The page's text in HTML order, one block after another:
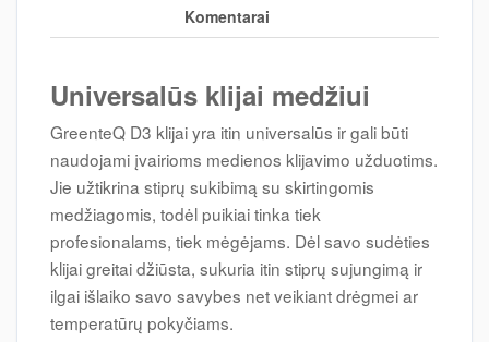
Komentarai
Universalūs klijai medžiui
GreenteQ D3 klijai yra itin universalūs ir gali būti
naudojami įvairioms medienos klijavimo užduotims.
Jie užtikrina stiprų sukibimą su skirtingomis
medžiagomis, todėl puikiai tinka tiek
profesionalams, tiek mėgėjams. Dėl savo sudėties
klijai greitai džiūsta, sukuria itin stiprų sujungimą ir
ilgai išlaiko savo savybes net veikiant drėgmei ar
temperatūrų pokyčiams.